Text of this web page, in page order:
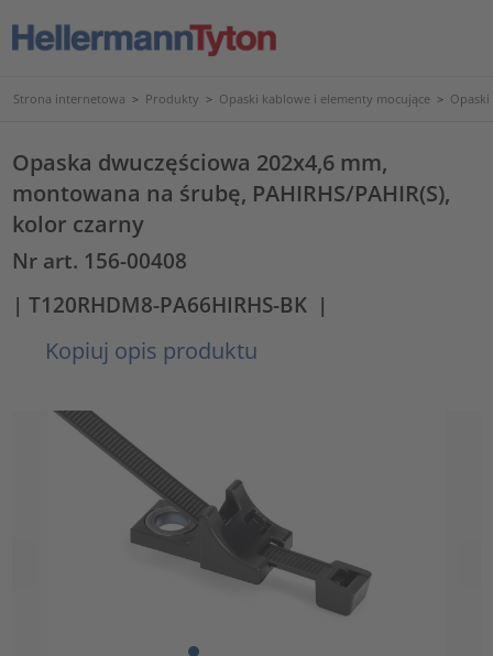
Strona internetowa > Produkty > Opaski kablowe i elementy mocujące >
Opaska dwuczęściowa 202x4,6 mm,
montowana na śrubę, PAHIRHS/PAHIR(S),
kolor czarny
Nr art. 156-00408
| T120RHDM8-PA66HIRHS-BK |
Kopiuj opis produktu